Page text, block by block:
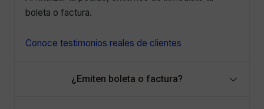
boleta o factura.
Conoce testimonios reales de clientes
¿Emiten boleta o factura?